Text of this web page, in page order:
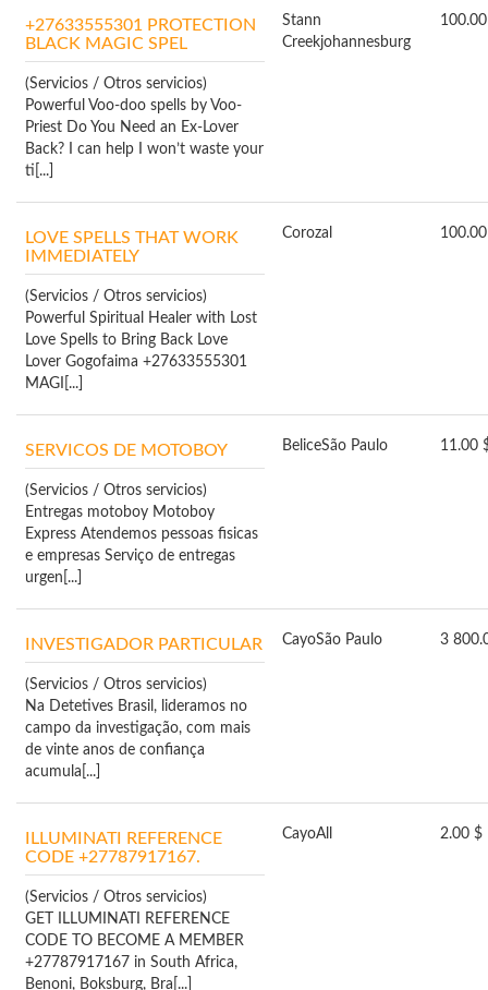
+27633555301 PROTECTION
BLACK MAGIC SPEL
(Servicios / Otros servicios)
Powerful Voo-doo spells by Voo-
Priest Do You Need an Ex-Lover
Back? I can help I won’t waste your
ti[...]
Stann
Creekjohannesburg
LOVE SPELLS THAT WORK
IMMEDIATELY
(Servicios / Otros servicios)
Powerful Spiritual Healer with Lost
Love Spells to Bring Back Love
Lover Gogofaima +27633555301
MAGI[...]
Corozal
SERVICOS DE MOTOBOY
(Servicios / Otros servicios)
Entregas motoboy Motoboy
Express Atendemos pessoas fi­sicas
e empresas Serviço de entregas
urgen[...]
BeliceSão Paulo 11.00
INVESTIGADOR PARTICULAR
(Servicios / Otros servicios)
Na Detetives Brasil, lideramos no
campo da investigação, com mais
de vinte anos de confiança
acumula[...]
CayoSão Paulo 3
ILLUMINATI REFERENCE
CODE +27787917167.
(Servicios / Otros servicios)
GET ILLUMINATI REFERENCE
CODE TO BECOME A MEMBER
+27787917167 in South Africa,
Benoni, Boksburg, Bra[...]
CayoAll 2.00 $